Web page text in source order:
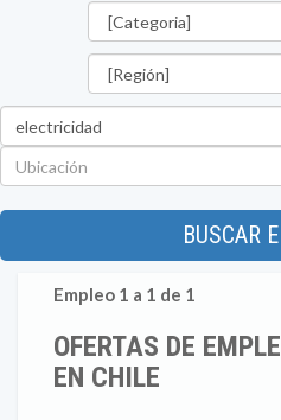
BUSCAR
Empleo 1 a 1 de 1
OFERTAS DE
EN CHILE